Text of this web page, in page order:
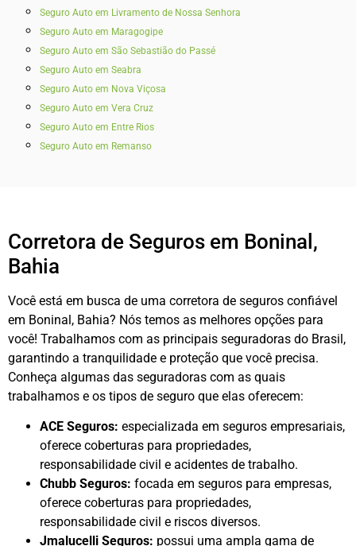
Seguro Auto em Livramento de Nossa Senhora
Seguro Auto em Maragogipe
Seguro Auto em São Sebastião do Passé
Seguro Auto em Seabra
Seguro Auto em Nova Viçosa
Seguro Auto em Vera Cruz
Seguro Auto em Entre Rios
Seguro Auto em Remanso
Corretora de Seguros em Boninal,
Bahia
Você está em busca de uma corretora de seguros confiável
em Boninal, Bahia? Nós temos as melhores opções para
você! Trabalhamos com as principais seguradoras do Brasil,
garantindo a tranquilidade e proteção que você precisa.
Conheça algumas das seguradoras com as quais
trabalhamos e os tipos de seguro que elas oferecem:
ACE Seguros: especializada em seguros empresariais,
oferece coberturas para propriedades,
responsabilidade civil e acidentes de trabalho.
Chubb Seguros: focada em seguros para empresas,
oferece coberturas para propriedades,
responsabilidade civil e riscos diversos.
Jmalucelli Seguros: possui uma ampla gama de